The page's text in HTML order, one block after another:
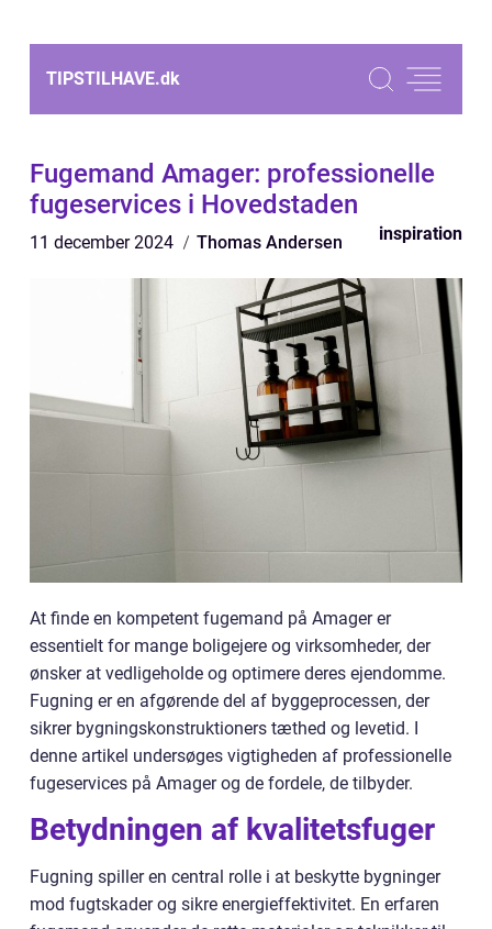
TIPSTILHAVE.dk
Fugemand Amager: professionelle
fugeservices i Hovedstaden
11 december 2024 Thomas Andersen inspiration
At finde en kompetent fugemand på Amager er
essentielt for mange boligejere og virksomheder, der
ønsker at vedligeholde og optimere deres ejendomme.
Fugning er en afgørende del af byggeprocessen, der
sikrer bygningskonstruktioners tæthed og levetid. I
denne artikel undersøges vigtigheden af professionelle
fugeservices på Amager og de fordele, de tilbyder.
Betydningen af kvalitetsfuger
Fugning spiller en central rolle i at beskytte bygninger
mod fugtskader og sikre energieffektivitet. En erfaren